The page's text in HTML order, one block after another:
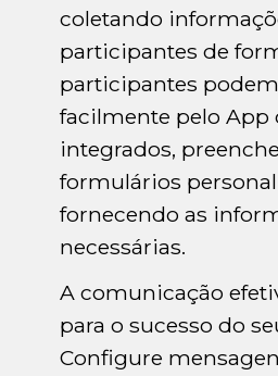
coletando
participantes de
participantes
facilmente pelo App
integrados,
formulários
fornecendo as
necessárias.
A comunicação
para o sucesso do
Configure